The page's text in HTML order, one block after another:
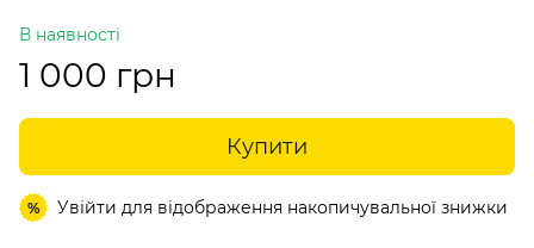
В наявності
1 000 грн
Купити
% Увійти для відображення накопичувальної знижки